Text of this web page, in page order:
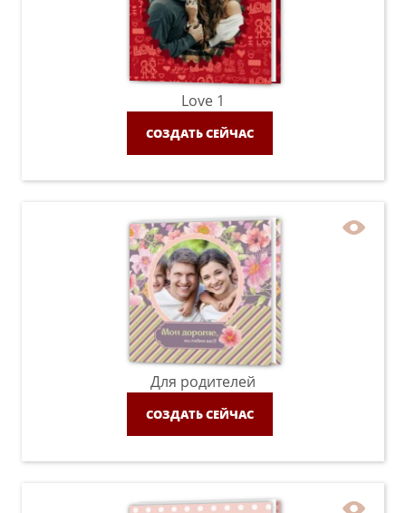
Love 1
СОЗДАТЬ СЕЙЧАС
Для родителей
СОЗДАТЬ СЕЙЧАС